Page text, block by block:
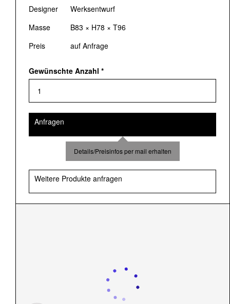
Designer
Werksentwurf
Masse
B83 × H78 × T96
Preis
auf Anfrage
Gewünschte Anzahl *
Anfragen
Details/Preisinfos per mail erhalten
Weitere Produkte anfragen